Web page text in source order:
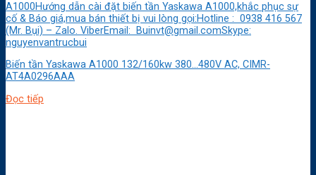
A1000Hướng dẫn cài đặt biến tần Yaskawa A1000,khắc phục sự
cố & Báo giá,mua bán thiết bị vui lòng gọi:Hotline : 0938 416 567
(Mr. Bụi) – Zalo. ViberEmail: Buinvt@gmail.comSkype:
nguyenvantrucbui
Biến tần Yaskawa A1000 132/160kw 380…480V AC, CIMR-
AT4A0296AAA
Đọc tiếp